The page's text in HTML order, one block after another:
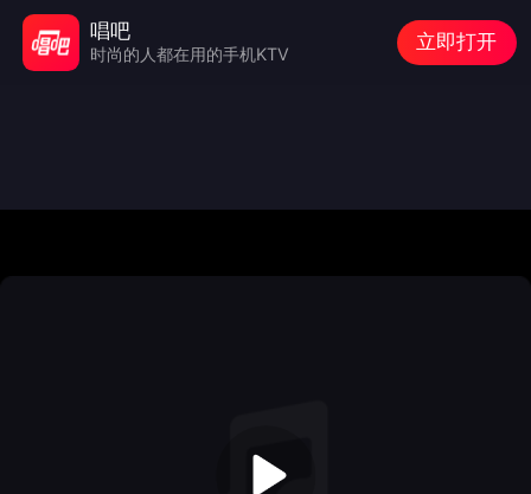
唱吧
时尚的人都在用的手机KTV
立即打开